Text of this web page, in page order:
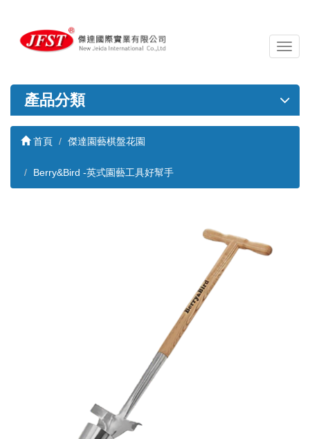
導
覽
關
產品分類
首頁 傑達園藝棋盤花園
Berry&Bird -英式園藝工具好幫手